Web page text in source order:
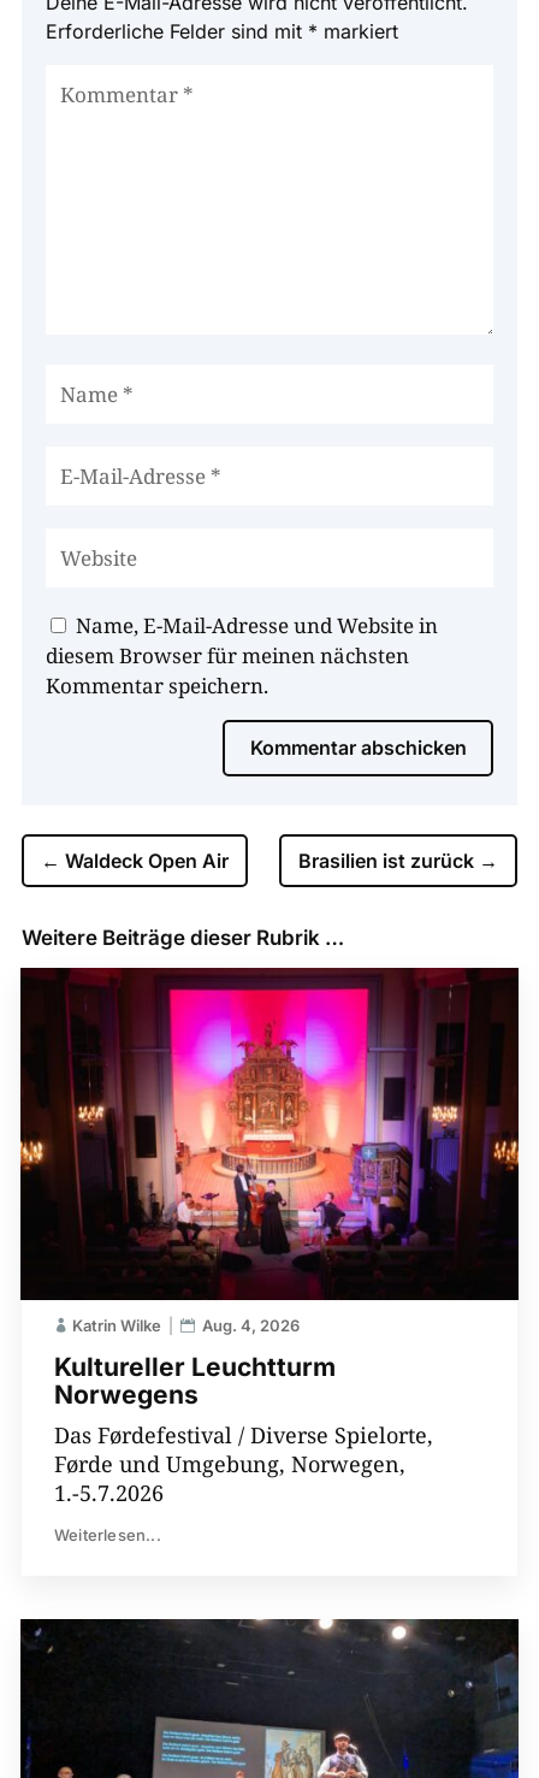
Erforderliche Felder sind mit * markiert
Name, E-Mail-Adresse und Website in
diesem Browser für meinen nächsten
Kommentar speichern.
Kommentar abschicken
← Waldeck Open Air Brasilien ist zurück →
Weitere Beiträge dieser Rubrik …
Kultureller Leuchtturm
Norwegens
Katrin Wilke Aug. 4, 2026
Das Førdefestival / Diverse Spielorte,
Førde und Umgebung, Norwegen,
1.-5.7.2026
Weiterlesen...